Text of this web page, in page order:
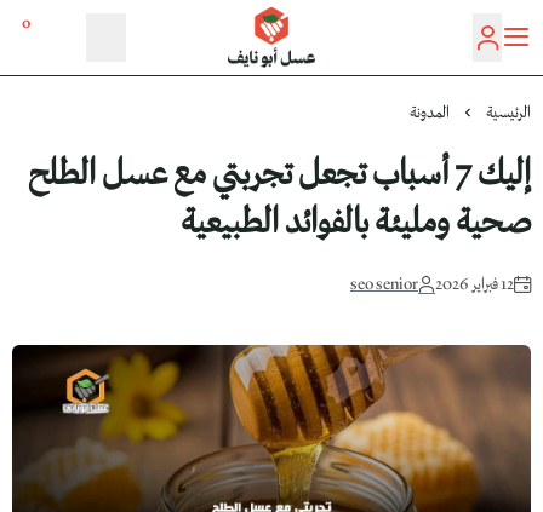
عسل أبو نايف
0
الرئيسية المدونة
إليك 7 أسباب تجعل تجربتي مع عسل الطلح
صحية ومليئة بالفوائد الطبيعية
12 فبراير 2026 seo senior